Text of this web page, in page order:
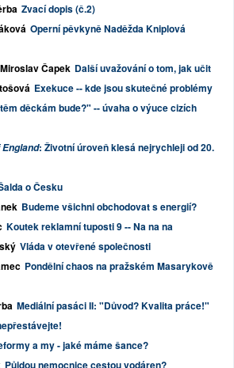
Zvací dopis (č.2)
Operní pěvkyně Naděžda Kniplová
Miroslav Čapek Další uvažování o tom, jak učit
Exekuce -- kde jsou skutečné problémy
děckám bude?" -- úvaha o výuce cizích
: Životní úroveň klesá nejrychleji od 20.
o Česku
Budeme všichni obchodovat s energií?
Koutek reklamní tuposti 9 -- Na na na
Vláda v otevřené společnosti
Pondělní chaos na pražském Masarykově
Mediální pasáci II: "Důvod? Kvalita práce!"
a my - jaké máme šance?
Půjdou nemocnice cestou vodáren?